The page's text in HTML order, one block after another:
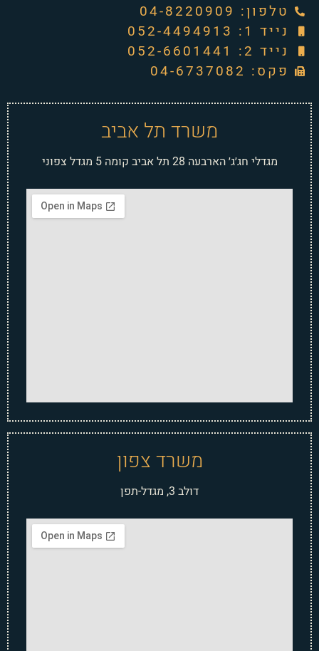
טלפון: ‭04-8220909‬
נייד 1: 052-4494913
נייד 2: 052-6601441
פקס: 04-6737082
משרד תל אביב
מגדלי חג׳ג׳ הארבעה 28 תל אביב קומה 5 מגדל צפוני
משרד צפון
דולב 3, מגדל-תפן